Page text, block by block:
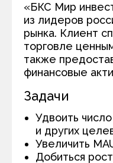
«БКС Мир
из лидеров
рынка. Клиент
торговле
также
финансовые
Задачи
Удвоить
и других
Увеличить
Добиться